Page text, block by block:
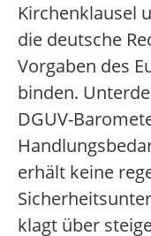
Kirchenklausel
die deutsche
Vorgaben des
binden.
DGUV-
erhält keine
klagt über